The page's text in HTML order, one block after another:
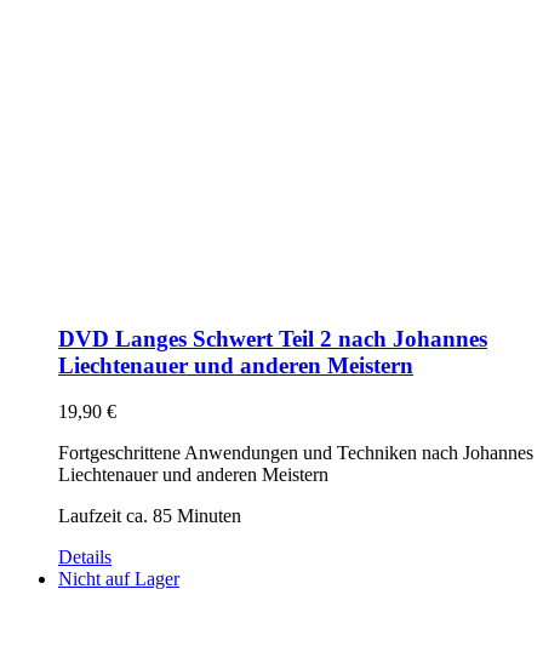
DVD Langes Schwert Teil 2 nach Johannes
Liechtenauer und anderen Meistern
19,90 €
Fortgeschrittene Anwendungen und Techniken nach Johannes
Liechtenauer und anderen Meistern
Laufzeit ca. 85 Minuten
Details
Nicht auf Lager